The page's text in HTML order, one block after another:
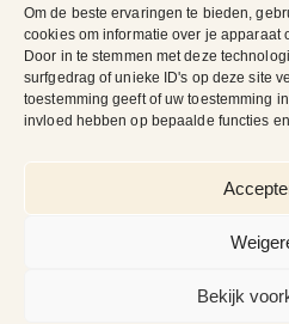
Om de beste ervaringen te bieden,
cookies om informatie over je apparaat
Door in te stemmen met deze
surfgedrag of unieke ID's op deze site
toestemming geeft of uw toestemming
invloed hebben op bepaalde functies
Bekijk